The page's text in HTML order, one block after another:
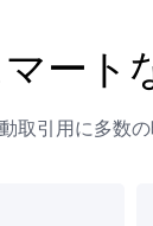
ート
取引用に多数